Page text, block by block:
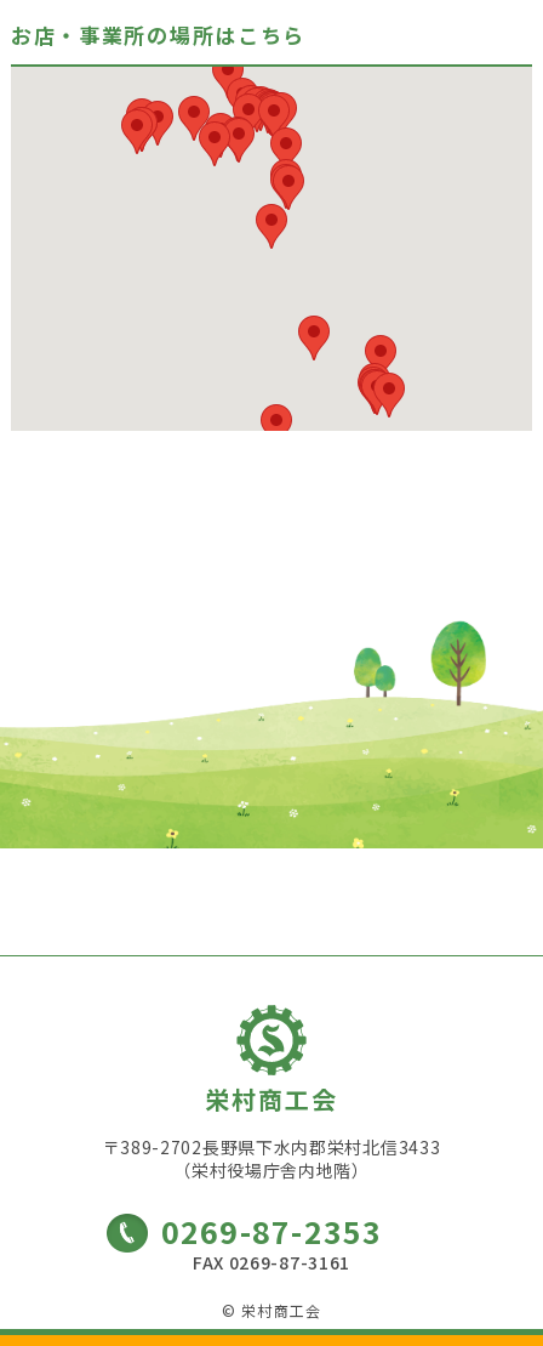
お店・事業所の場所はこちら
栄村商工会
〒389-2702長野県下水内郡栄村北信3433
（栄村役場庁舎内地階）
0269-87-2353
FAX 0269-87-3161
© 栄村商工会